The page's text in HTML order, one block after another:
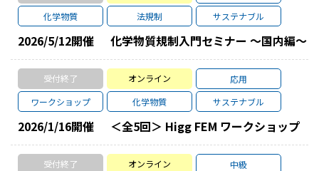
化学物質
法規制 サステナブル
2026/5/12開催 化学物質規制入門セミナー ～国内編～
受付終了 オンライン
応用
ワークショップ
化学物質 サステナブル
2026/1/16開催 ＜全5回＞ Higg FEM ワークショップ
受付終了 オンライン
中級